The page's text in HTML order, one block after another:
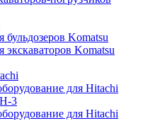
бульдозеров Komatsu
экскаваторов Komatsu
для Hitachi
3
для Hitachi